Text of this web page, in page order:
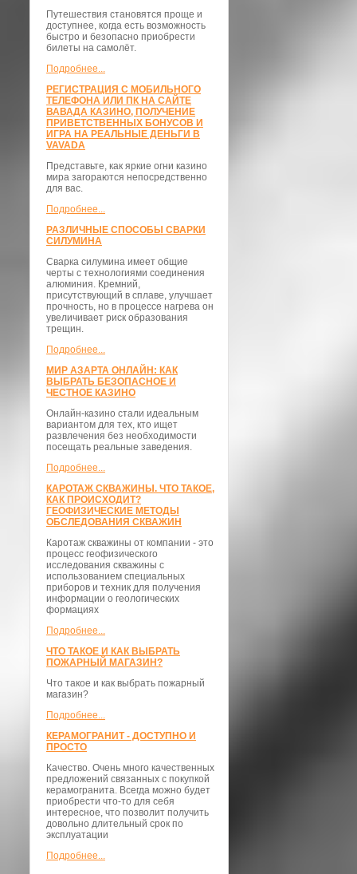
Путешествия становятся проще и
доступнее, когда есть возможность
быстро и безопасно приобрести
билеты на самолёт.
Подробнее...
РЕГИСТРАЦИЯ С МОБИЛЬНОГО
ТЕЛЕФОНА ИЛИ ПК НА САЙТЕ
ВАВАДА КАЗИНО, ПОЛУЧЕНИЕ
ПРИВЕТСТВЕННЫХ БОНУСОВ И
ИГРА НА РЕАЛЬНЫЕ ДЕНЬГИ В
VAVADA
Представьте, как яркие огни казино
мира загораются непосредственно
для вас.
Подробнее...
РАЗЛИЧНЫЕ СПОСОБЫ СВАРКИ
СИЛУМИНА
Сварка силумина имеет общие
черты с технологиями соединения
алюминия. Кремний,
присутствующий в сплаве, улучшает
прочность, но в процессе нагрева он
увеличивает риск образования
трещин.
Подробнее...
МИР АЗАРТА ОНЛАЙН: КАК
ВЫБРАТЬ БЕЗОПАСНОЕ И
ЧЕСТНОЕ КАЗИНО
Онлайн-казино стали идеальным
вариантом для тех, кто ищет
развлечения без необходимости
посещать реальные заведения.
Подробнее...
КАРОТАЖ СКВАЖИНЫ. ЧТО ТАКОЕ,
КАК ПРОИСХОДИТ?
ГЕОФИЗИЧЕСКИЕ МЕТОДЫ
ОБСЛЕДОВАНИЯ СКВАЖИН
Каротаж скважины от компании - это
процесс геофизического
исследования скважины с
использованием специальных
приборов и техник для получения
информации о геологических
формациях
Подробнее...
ЧТО ТАКОЕ И КАК ВЫБРАТЬ
ПОЖАРНЫЙ МАГАЗИН?
Что такое и как выбрать пожарный
магазин?
Подробнее...
КЕРАМОГРАНИТ - ДОСТУПНО И
ПРОСТО
Качество. Очень много качественных
предложений связанных с покупкой
керамогранита. Всегда можно будет
приобрести что-то для себя
интересное, что позволит получить
довольно длительный срок по
эксплуатации
Подробнее...